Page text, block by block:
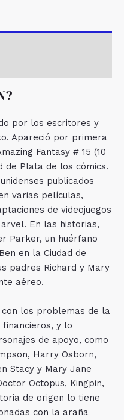
por los escritores y
Apareció por primera
Fantasy # 15 (10
de Plata de los cómics.
publicados
varias películas,
de videojuegos
En las historias,
Parker, un huérfano
en la Ciudad de
padres Richard y Mary
aéreo.
los problemas de la
y lo
de apoyo, como
Harry Osborn,
Stacy y Mary Jane
Octopus, Kingpin,
de origen lo tiene
con la araña